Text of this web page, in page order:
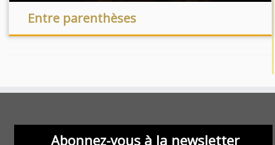
Entre parenthèses
Abonnez-vous à la newsletter